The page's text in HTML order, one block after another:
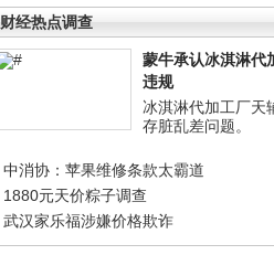
财经热点调查
蒙牛承认冰淇淋代
违规
冰淇淋代加工厂天
存脏乱差问题。
中消协：苹果维修条款太霸道
1880元天价粽子调查
武汉家乐福涉嫌价格欺诈